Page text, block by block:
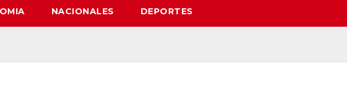
NACIONALES DEPORTES